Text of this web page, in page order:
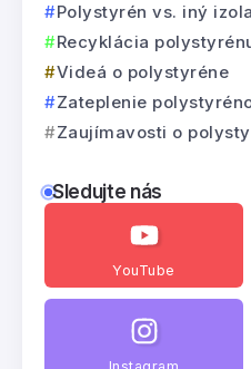
Polystyrén vs. iný
Recyklácia
Videá o polystyréne
Zateplenie
Zaujímavosti o
Sledujte nás
YouTube